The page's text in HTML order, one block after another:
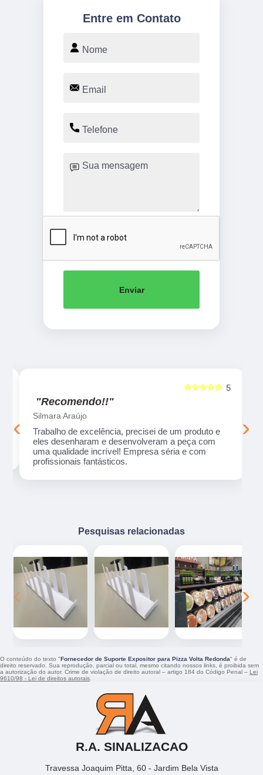
Entre em Contato
Enviar
5
☆☆☆☆☆
"Recomendo!!"
Silmara Araújo
Trabalho de excelência, precisei de um produto e
eles desenharam e desenvolveram a peça com
uma qualidade incrível! Empresa séria e com
profissionais fantásticos.
‹ ›
Pesquisas relacionadas
‹ ›
O conteúdo do texto "Fornecedor de Suporte Expositor para Pizza Volta Redonda" é de
direito reservado. Sua reprodução, parcial ou total, mesmo citando nossos links, é proibida sem
a autorização do autor. Crime de violação de direito autoral – artigo 184 do Código Penal – Lei
9610/98 - Lei de direitos autorais.
R.A. SINALIZACAO
Travessa Joaquim Pitta, 60 - Jardim Bela Vista